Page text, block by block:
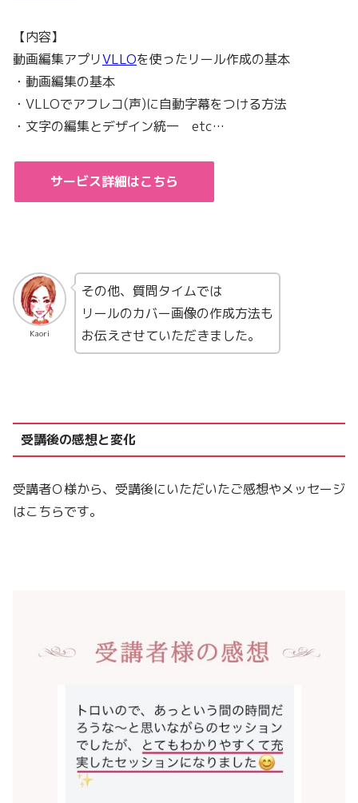
【内容】
動画編集アプリVLLOを使ったリール作成の基本
・動画編集の基本
・VLLOでアフレコ(声)に自動字幕をつける方法
・文字の編集とデザイン統一 etc…
サービス詳細はこちら
Kaori
その他、質問タイムでは
リールのカバー画像の作成方法も
お伝えさせていただきました。
受講後の感想と変化
受講者Ｏ様から、受講後にいただいたご感想やメッセージ
はこちらです。